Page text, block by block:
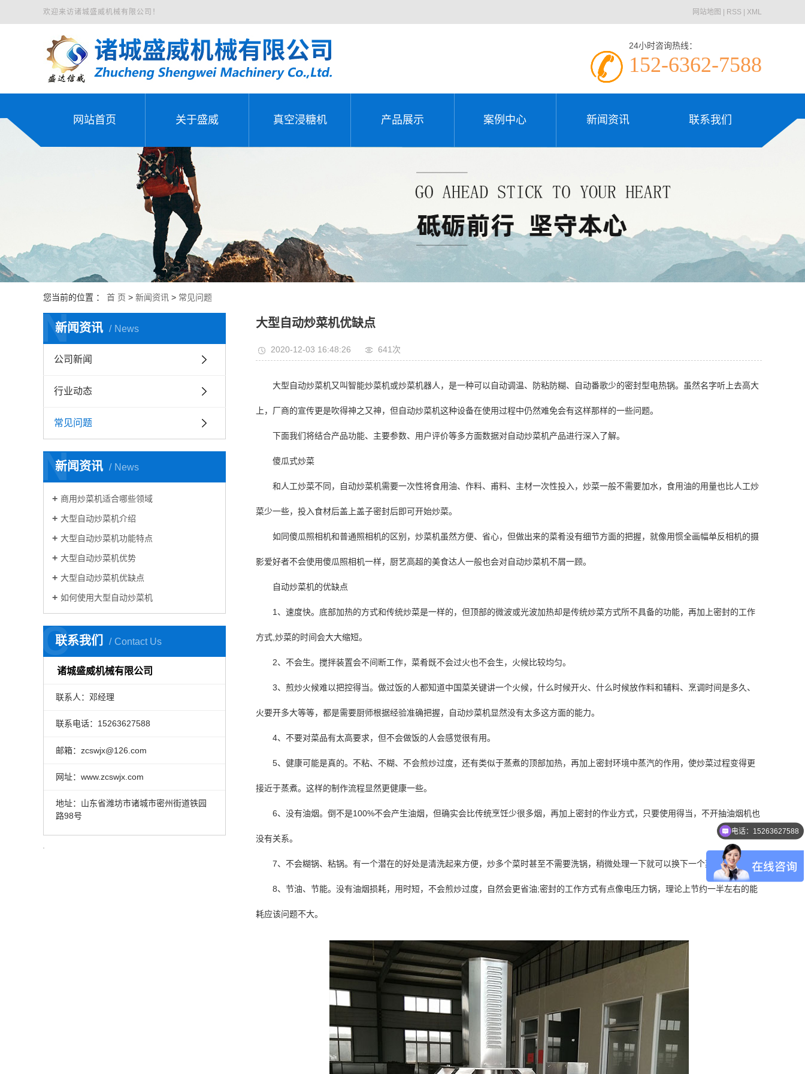
欢迎来访诸城盛威机械有限公司！ 网站地图 RSS XML
24小时咨询热线：
152-6362-7588
网站首页 关于盛威
关于盛威
公司简介
真空浸糖机
火锅底料炒料机
酱料搅拌炒锅
馅料搅拌炒锅
五谷杂粮炒制设备
果脯蜜饯真空浸糖机
坚果挂糖油炸设备
高压蒸煮锅设备
夹层锅
产品展示
产品展示
火锅底料炒料机
酱料搅拌炒锅
馅料搅拌炒锅
五谷杂粮炒制设备
果脯蜜饯真空浸糖机
坚果挂糖油炸设备
高压蒸煮锅设备
夹层锅
案例中心
视频中心
新闻资讯 联系我们
您当前的位置 ： 首 页 > 新闻资讯 > 常见问题
新闻资讯 News
N
公司新闻
行业动态
常见问题
新闻资讯 News
N
商用炒菜机适合哪些领域
大型自动炒菜机介绍
大型自动炒菜机功能特点
大型自动炒菜机优势
大型自动炒菜机优缺点
如何使用大型自动炒菜机
联系我们 Contact Us
C
诸城盛威机械有限公司
联系人：邓经理
联系电话：15263627588
邮箱：zcswjx@126.com
网址：www.zcswjx.com
地址：山东省潍坊市诸城市密州街道铁园
路98号
大型自动炒菜机优缺点
2020-12-03 16:48:26 641次
大型自动炒菜机又叫智能炒菜机或炒菜机器人，是一种可以自动调温、防粘防糊、自动番歌少的密封型电热锅。虽然名字听上去高大
上，厂商的宣传更是吹得神之又神，但自动炒菜机这种设备在使用过程中仍然难免会有这样那样的一些问题。
下面我们将结合产品功能、主要参数、用户评价等多方面数据对自动炒菜机产品进行深入了解。
傻瓜式炒菜
和人工炒菜不同，自动炒菜机需要一次性将食用油、作料、甫料、主材一次性投入，炒菜一般不需要加水，食用油的用量也比人工炒
菜少一些，投入食材后盖上盖子密封后即可开始炒菜。
如同傻瓜照相机和普通照相机的区别，炒菜机虽然方便、省心，但做出来的菜肴没有细节方面的把握，就像用惯全画幅单反相机的摄
影爱好者不会使用傻瓜照相机一样，厨艺高超的美食达人一般也会对自动炒菜机不屑一顾。
自动炒菜机的优缺点
1、速度快。底部加热的方式和传统炒菜是一样的，但顶部的微波或光波加热却是传统炒菜方式所不具备的功能，再加上密封的工作
方式,炒菜的时间会大大缩短。
2、不会生。搅拌装置会不间断工作，菜肴既不会过火也不会生，火候比较均匀。
3、煎炒火候难以把控得当。做过饭的人都知道中国菜关键讲一个火候，什么时候开火、什么时候放作料和辅料、烹调时间是多久、
火要开多大等等，都是需要厨师根据经验准确把握，自动炒菜机显然没有太多这方面的能力。
4、不要对菜品有太高要求，但不会做饭的人会感觉很有用。
5、健康可能是真的。不粘、不糊、不会煎炒过度，还有类似于蒸煮的顶部加热，再加上密封环境中蒸汽的作用，使炒菜过程变得更
接近于蒸煮。这样的制作流程显然更健康一些。
6、没有油烟。倒不是100%不会产生油烟，但确实会比传统烹饪少很多烟，再加上密封的作业方式，只要使用得当，不开抽油烟机也
没有关系。
7、不会糊锅、粘锅。有一个潜在的好处是清洗起来方便，炒多个菜时甚至不需要洗锅，稍微处理一下就可以换下一个菜。
8、节油、节能。没有油烟损耗，用时短，不会煎炒过度，自然会更省油;密封的工作方式有点像电压力锅，理论上节约一半左右的能
耗应该问题不大。
电话：15263627588